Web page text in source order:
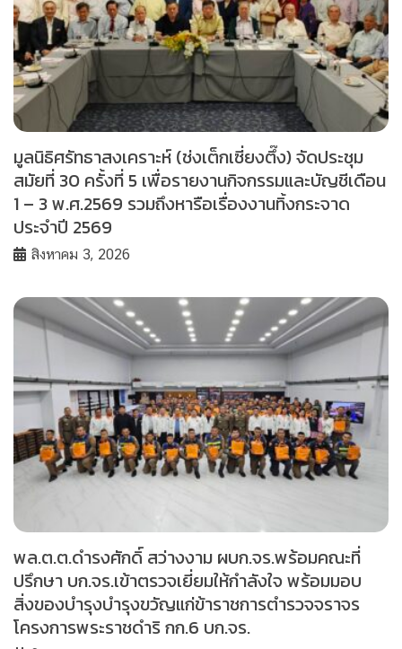
มูลนิธิศรัทธาสงเคราะห์ (ช่งเต็กเซี่ยงตึ๊ง) จัดประชุม
สมัยที่ 30 ครั้งที่ 5 เพื่อรายงานกิจกรรมและบัญชีเดือน
1 – 3 พ.ศ.2569 รวมถึงหารือเรื่องงานทิ้งกระจาด
ประจำปี 2569
สิงหาคม 3, 2026
พล.ต.ต.ดำรงศักดิ์ สว่างงาม ผบก.จร.พร้อมคณะที่
ปรึกษา บก.จร.เข้าตรวจเยี่ยมให้กำลังใจ พร้อมมอบ
สิ่งของบำรุงบำรุงขวัญแก่ข้าราชการตำรวจจราจร
โครงการพระราชดำริ กก.6 บก.จร.